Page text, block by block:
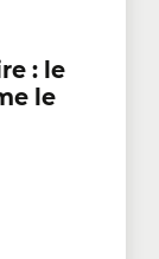
: le
le